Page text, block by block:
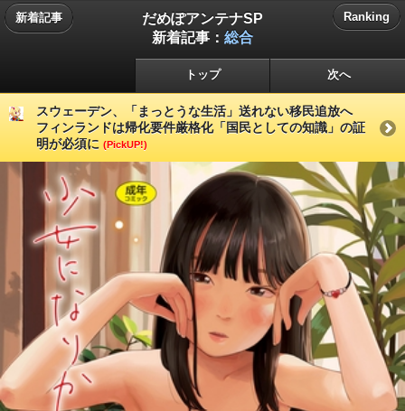
新着記事
だめぽアンテナSP
新着記事： 総合
Ranking
トップ 次へ
スウェーデン、「まっとうな生活」送れない移民追放へ
フィンランドは帰化要件厳格化「国民としての知識」の証
明が必須に (PickUP!)